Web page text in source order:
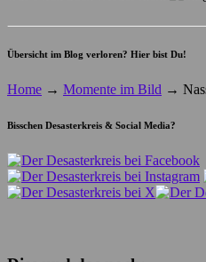
Übersicht im Blog verloren? Hier bist Du!
Home → Momente im Bild →
Bisschen Desasterkreis & Social Media?